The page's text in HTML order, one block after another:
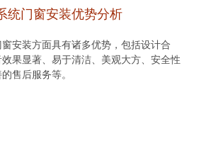
统门窗安装优势分析
安装方面具有诸多优势，包括设计合
果显著、易于清洁、美观大方、安全性
售后服务等。